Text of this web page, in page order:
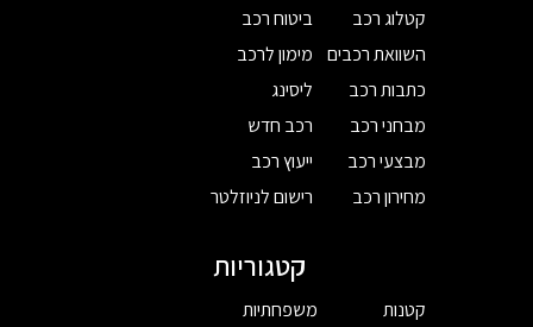
קטלוג רכב
השוואת רכבים
כתבות רכב
מבחני רכב
מבצעי רכב
מחירון רכב
ביטוח רכב
מימון לרכב
ליסינג
רכב חדש
ייעוץ רכב
רישום לניוזלטר
קטגוריות
קטנות
משפחתיות